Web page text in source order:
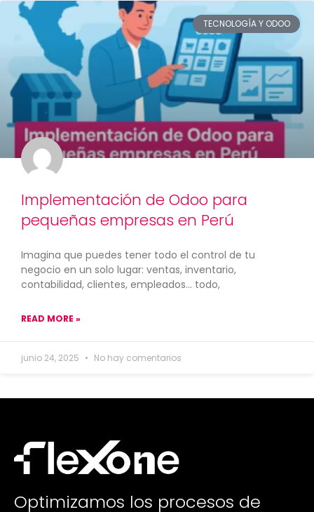
TECNOLOGÍA Y ODOO
Implementación de Odoo para
pequeñas empresas en Perú
Imagina que puedes tener todo el control de tu
negocio en un solo lugar: ventas, inventario,
contabilidad, clientes, empleados… todo,
READ MORE »
junio 24, 2025 No hay comentarios
Optimizamos los procesos de